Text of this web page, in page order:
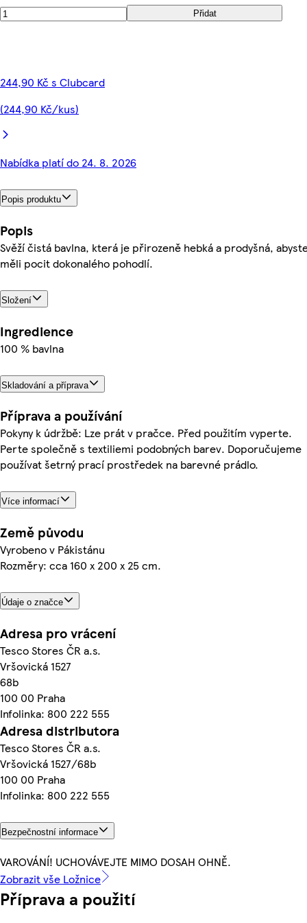
Přidat
244,90 Kč s Clubcard
(244,90 Kč/kus)
Nabídka platí do 24. 8. 2026
Popis produktu
Popis
Svěží čistá bavlna, která je přirozeně hebká a prodyšná,
měli pocit dokonalého pohodlí.
Složení
Ingredience
100 % bavlna
Skladování a příprava
Příprava a používání
Pokyny k údržbě: Lze prát v pračce. Před použitím vyperte.
Perte společně s textiliemi podobných barev. Doporučujeme
používat šetrný prací prostředek na barevné prádlo.
Více informací
Země původu
Vyrobeno v Pákistánu
Rozměry: cca 160 x 200 x 25 cm.
Údaje o značce
Adresa pro vrácení
Tesco Stores ČR a.s.
Vršovická 1527
68b
100 00 Praha
Infolinka: 800 222 555
Adresa distributora
Tesco Stores ČR a.s.
Vršovická 1527/68b
100 00 Praha
Infolinka: 800 222 555
Bezpečnostní informace
VAROVÁNÍ! UCHOVÁVEJTE MIMO DOSAH OHNĚ.
Zobrazit vše Ložnice
Příprava a použití